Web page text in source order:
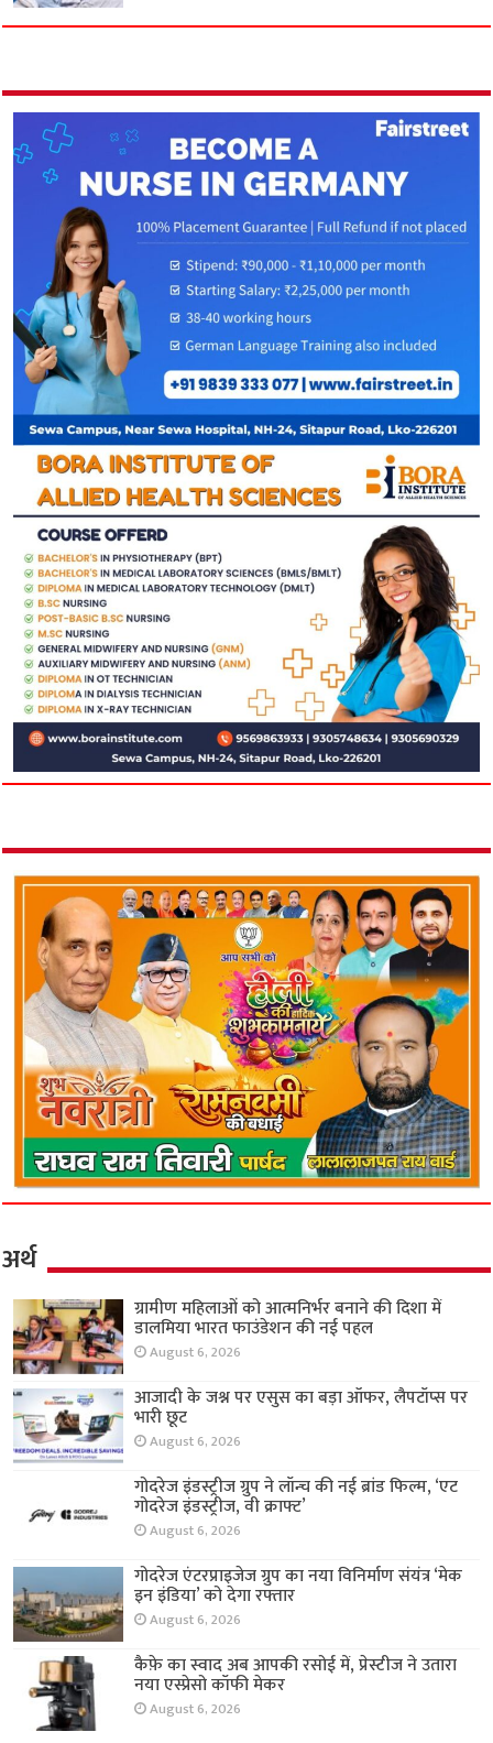
अर्थ
ग्रामीण महिलाओं को आत्मनिर्भर बनाने की दिशा में
डालमिया भारत फाउंडेशन की नई पहल
August 6, 2026
आजादी के जश्न पर एसुस का बड़ा ऑफर, लैपटॉप्स पर
भारी छूट
August 6, 2026
गोदरेज इंडस्ट्रीज ग्रुप ने लॉन्च की नई ब्रांड फिल्म, ‘एट
गोदरेज इंडस्ट्रीज, वी क्राफ्ट’
August 6, 2026
गोदरेज एंटरप्राइजेज ग्रुप का नया विनिर्माण संयंत्र ‘मेक
इन इंडिया’ को देगा रफ्तार
August 6, 2026
कैफ़े का स्वाद अब आपकी रसोई में, प्रेस्टीज ने उतारा
नया एस्प्रेसो कॉफी मेकर
August 6, 2026